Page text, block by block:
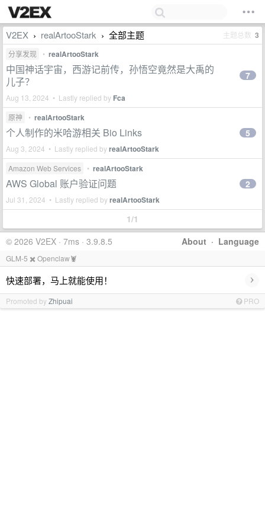
V2EX › realArtooStark › 全部主题 主题总数 3
分享发现 • realArtooStark
中国神话宇宙，西游记前传，孙悟空竟然是大禹的
儿子？
Aug 13, 2024 • Lastly replied by Fca
7
原神 • realArtooStark
个人制作的米哈游相关 Bio Links
Aug 3, 2024 • Lastly replied byrealArtooStark
5
Amazon Web Services • realArtooStark
AWS Global 账户验证问题
Jul 31, 2024 • Lastly replied byrealArtooStark
2
1/1
About · Language
© 2026 V2EX · 7ms · 3.9.8.5
GLM-5 ✖️ Openclaw🦞
快速部署，马上就能使用！ ›
Promoted byZhipuai PRO